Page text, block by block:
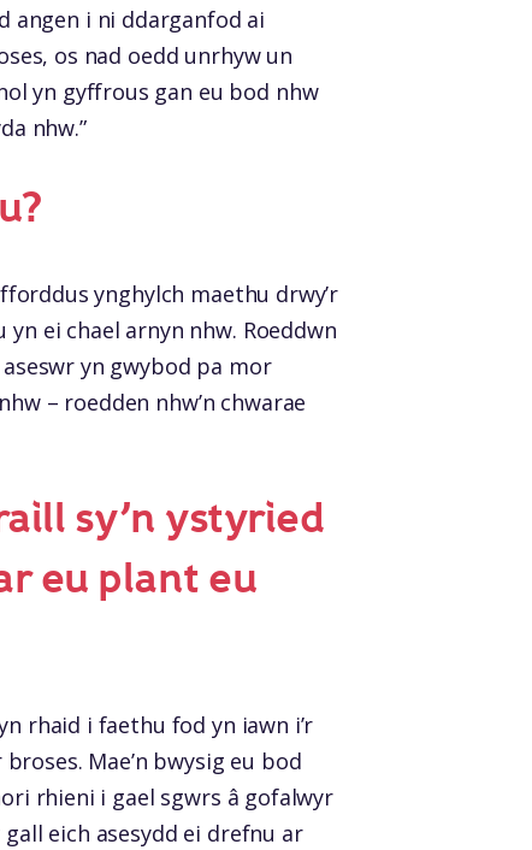
angen i ni ddarganfod ai
os nad oedd unrhyw un
yn gyffrous gan eu bod nhw
nhw.”
ynghylch maethu drwy’r
ei chael arnyn nhw. Roeddwn
yn gwybod pa mor
– roedden nhw’n chwarae
sy’n ystyried
eu plant eu
rhaid i faethu fod yn iawn i’r
Mae’n bwysig eu bod
rhieni i gael sgwrs â gofalwyr
eich asesydd ei drefnu ar